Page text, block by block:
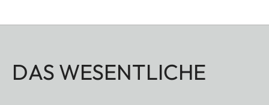
DAS WESENTLICHE